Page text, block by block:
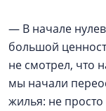
— В начале
большой
не смотрел, что
мы начали
жилья: не просто